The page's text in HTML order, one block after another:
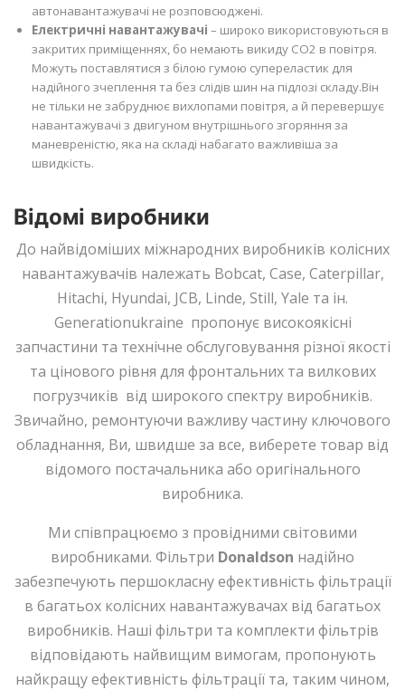
автонавантажувачі не розповсюджені.
Електричні навантажувачі – широко використовуються в
закритих приміщеннях, бо немають викиду CO2 в повітря.
Можуть поставлятися з білою гумою супереластик для
надійного зчеплення та без слідів шин на підлозі складу.Він
не тільки не забруднює вихлопами повітря, а й перевершує
навантажувачі з двигуном внутрішнього згоряння за
маневреністю, яка на складі набагато важливіша за
швидкість.
Відомі виробники
До найвідоміших міжнародних виробників колісних
навантажувачів належать Bobcat, Case, Caterpillar,
Hitachi, Hyundai, JCB, Linde, Still, Yale та ін.
Generationukraine пропонує високоякісні
запчастини та технічне обслуговування різної якості
та цінового рівня для фронтальних та вилкових
погрузчиків від широкого спектру виробників.
Звичайно, ремонтуючи важливу частину ключового
обладнання, Ви, швидше за все, виберете товар від
відомого постачальника або оригінального
виробника.
Ми співпрацюємо з провідними світовими
виробниками. Фільтри Donaldson надійно
забезпечують першокласну ефективність фільтрації
в багатьох колісних навантажувачах від багатьох
виробників. Наші фільтри та комплекти фільтрів
відповідають найвищим вимогам, пропонують
найкращу ефективність фільтрації та, таким чином,